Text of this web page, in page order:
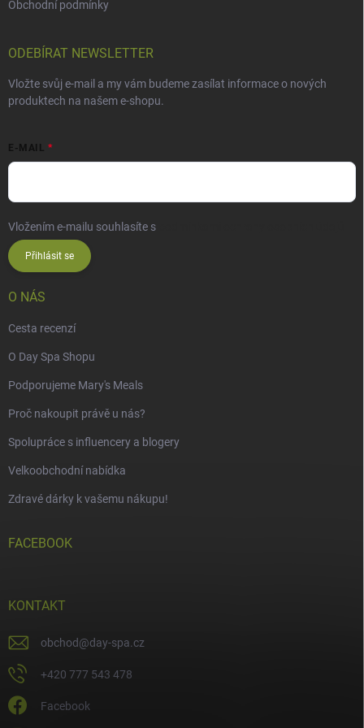
Obchodní podmínky
ODEBÍRAT NEWSLETTER
Vložte svůj e-mail a my vám budeme zasílat informace o nových
produktech na našem e-shopu.
E-MAIL
Vložením e-mailu souhlasíte s
Přihlásit se
O NÁS
Cesta recenzí
O Day Spa Shopu
Podporujeme Mary's Meals
Proč nakoupit právě u nás?
Spolupráce s influencery a blogery
Velkoobchodní nabídka
Zdravé dárky k vašemu nákupu!
FACEBOOK
KONTAKT
obchod@day-spa.cz
+420 777 543 478
Facebook